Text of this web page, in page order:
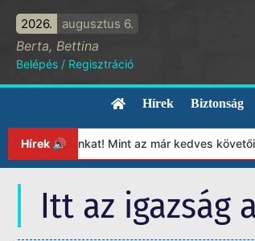
2026. augusztus 6.
Berta, Bettina
Belépés / Regisztráció
Hírek Biztonság
Hírek 🔊Mint az már kedves követőink
Itt az igazság